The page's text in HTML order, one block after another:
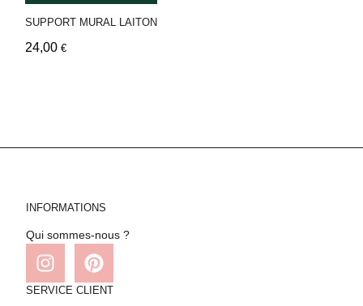
SUPPORT MURAL LAITON
24,00 €
INFORMATIONS
Qui sommes-nous ?
SERVICE CLIENT